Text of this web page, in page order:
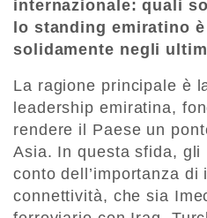
internazionale: quali
lo standing emiratino
solidamente negli
La ragione principale è
leadership emiratina,
rendere il Paese un
Asia. In questa sfida, gli
conto dell’importanza di
connettività, che sia